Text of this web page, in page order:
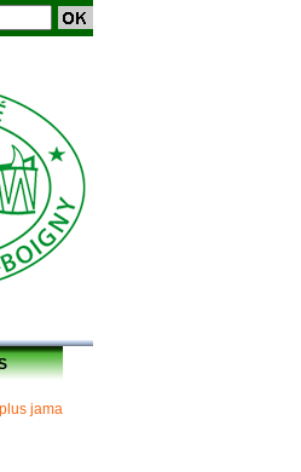
jamais, un Maître ne laisse ses disciples